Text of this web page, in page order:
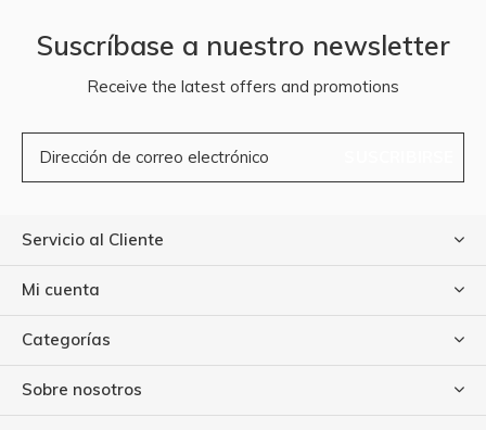
Suscríbase a nuestro newsletter
Receive the latest offers and promotions
Servicio al Cliente
Mi cuenta
Categorías
Sobre nosotros